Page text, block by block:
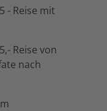
- Reise mit
Reise von
nach